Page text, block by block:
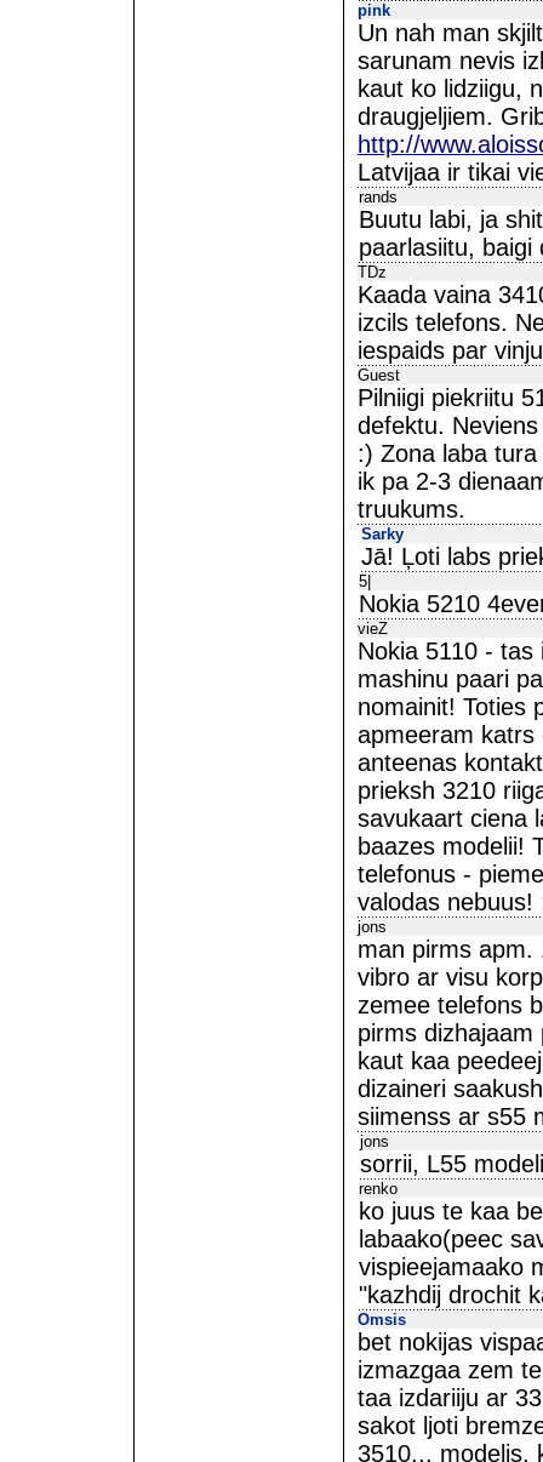
pink
Un nah man
sarunam nevis
kaut ko lidziigu,
draugjeljiem.
http://
Latvijaa ir tikai
rands
Buutu labi, ja
paarlasiitu, baigi
TDz
Kaada vaina
izcils telefons.
iespaids par
Guest
Pilniigi piekriitu
defektu.
:) Zona laba
ik pa 2-3
truukums.
Sarky
Jā! Ļoti labs
5|
Nokia 5210
vieZ
Nokia 5110 -
mashinu paari
nomainit! Toties
apmeeram katrs
anteenas
prieksh 3210
savukaart ciena
baazes modelii!
telefonus -
valodas nebuus!
jons
man pirms apm.
vibro ar visu
zemee telefons
pirms dizhajaam
kaut kaa
dizaineri
siimenss ar s55
jons
sorrii, L55
renko
ko juus te kaa
labaako(peec
vispieejamaako
"kazhdij drochit
Omsis
bet nokijas
izmazgaa zem
taa izdariiju ar
sakot ljoti
3510... modelis,